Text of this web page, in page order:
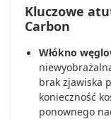
Kluczowe
Carbon
Włókno
brak zjawiska
konieczność
ponownego